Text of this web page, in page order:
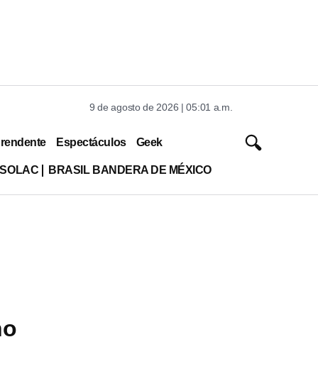
9 de agosto de 2026 | 05:01 a.m.
Espectáculos Geek
BRASIL BANDERA DE MÉXICO